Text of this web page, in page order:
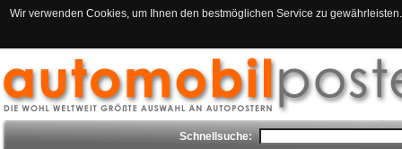
Wir verwenden Cookies, um Ihnen den bestmöglichen Service zu
Schnellsuche: